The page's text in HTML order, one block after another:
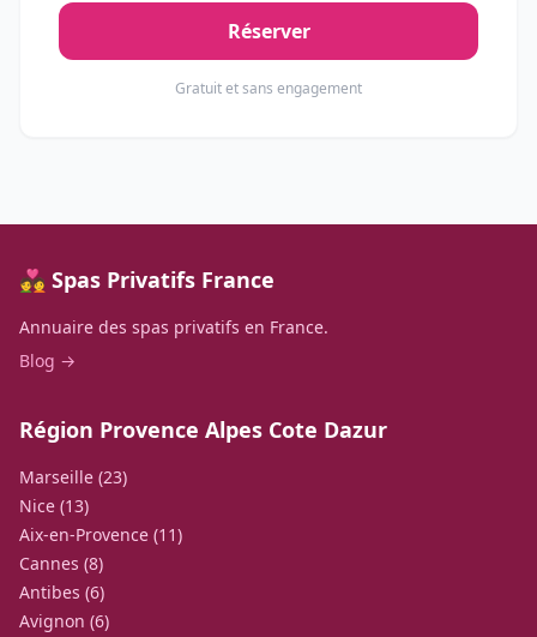
Réserver
Gratuit et sans engagement
💑 Spas Privatifs France
Annuaire des spas privatifs en France.
Blog →
Région Provence Alpes Cote Dazur
Marseille (23)
Nice (13)
Aix-en-Provence (11)
Cannes (8)
Antibes (6)
Avignon (6)